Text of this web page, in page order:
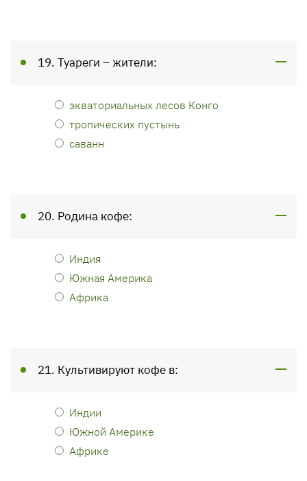
19. Туареги – жители:
экваториальных лесов Конго
тропических пустынь
саванн
20. Родина кофе:
Индия
Южная Америка
Африка
21. Культивируют кофе в:
Индии
Южной Америке
Африке